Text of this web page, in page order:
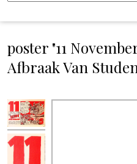
poster "11
Afbraak Van